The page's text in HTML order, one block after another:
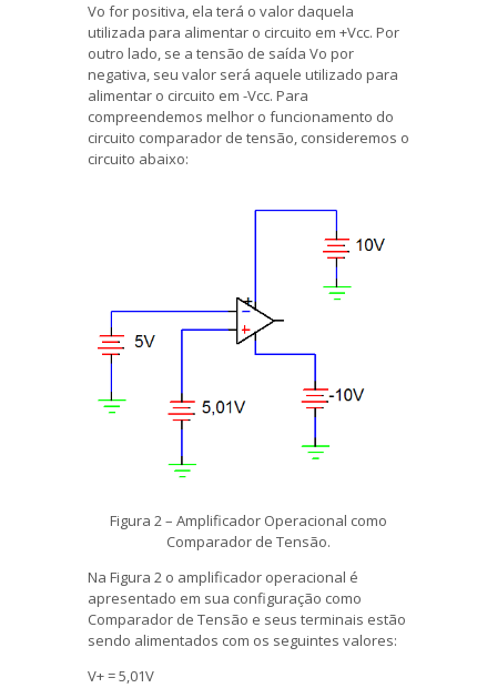
Vo for positiva, ela terá o valor daquela
utilizada para alimentar o circuito em +Vcc. Por
outro lado, se a tensão de saída Vo por
negativa, seu valor será aquele utilizado para
alimentar o circuito em -Vcc. Para
compreendemos melhor o funcionamento do
circuito comparador de tensão, consideremos o
circuito abaixo:
Figura 2 – Amplificador Operacional como
Comparador de Tensão.
Na Figura 2 o amplificador operacional é
apresentado em sua configuração como
Comparador de Tensão e seus terminais estão
sendo alimentados com os seguintes valores:
V+ = 5,01V